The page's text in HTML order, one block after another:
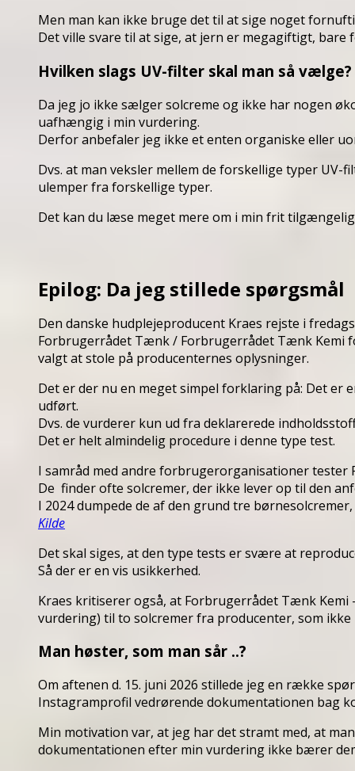
Men man kan ikke bruge det til at sige noget
Det ville svare til at sige, at jern er megagiftigt, bare
Hvilken slags UV-filter skal man så vælge?
Da jeg jo ikke sælger solcreme og ikke har nogen
uafhængig i min vurdering.
Derfor anbefaler jeg ikke et enten organiske eller
Dvs. at man veksler mellem de forskellige typer UV-
ulemper fra forskellige typer.
Det kan du læse meget mere om i min frit
Epilog: Da jeg stillede spørgsmål
Den danske hudplejeproducent Kraes rejste i
Forbrugerrådet Tænk / Forbrugerrådet Tænk Kemi
valgt at stole på producenternes oplysninger.
Det er der nu en meget simpel forklaring på: Det
udført.
Dvs. de vurderer kun ud fra deklarerede
Det er helt almindelig procedure i denne type test.
I samråd med andre forbrugerorganisationer tester
De finder ofte solcremer, der ikke lever op til den
I 2024 dumpede de af den grund tre
Kilde
Det skal siges, at den type tests er svære at
Så der er en vis usikkerhed.
Kraes kritiserer også, at Forbrugerrådet Tænk Kemi
vurdering) til to solcremer fra producenter, som
Man høster, som man sår ..?
Om aftenen d. 15. juni 2026 stillede jeg en række
Instagramprofil vedrørende dokumentationen bag
Min motivation var, at jeg har det stramt med, at
dokumentationen efter min vurdering ikke bærer